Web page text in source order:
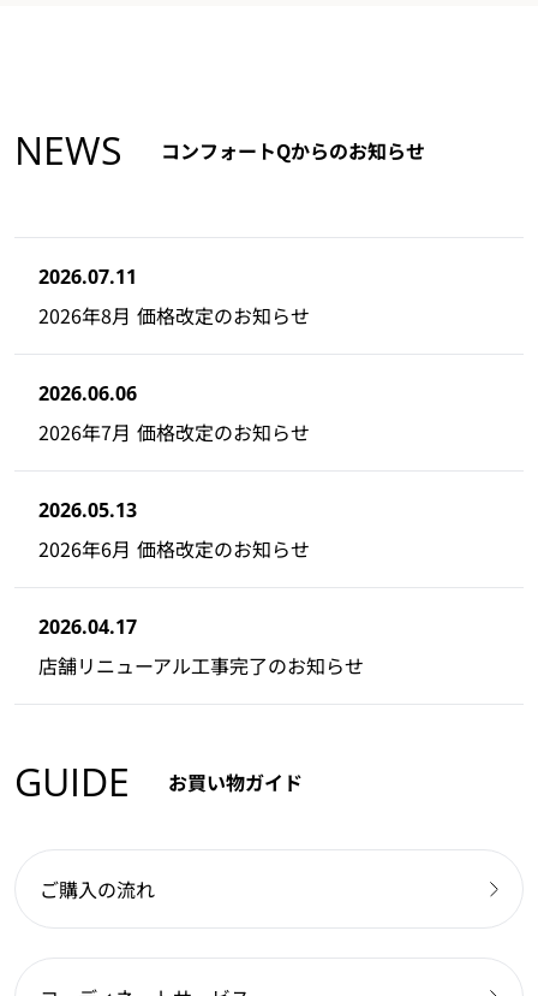
NEWS コンフォートQからのお知らせ
2026.07.11
2026年8月 価格改定のお知らせ
2026.06.06
2026年7月 価格改定のお知らせ
2026.05.13
2026年6月 価格改定のお知らせ
2026.04.17
店舗リニューアル工事完了のお知らせ
GUIDE お買い物ガイド
ご購入の流れ